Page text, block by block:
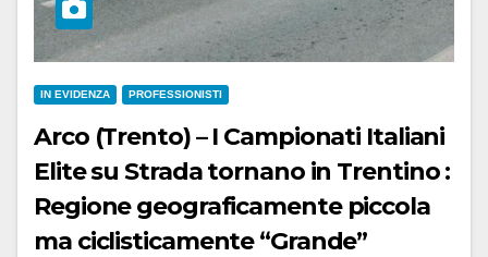
IN EVIDENZA PROFESSIONISTI
Arco (Trento) – I Campionati Italiani
Elite su Strada tornano in Trentino :
Regione geograficamente piccola
ma ciclisticamente “Grande”